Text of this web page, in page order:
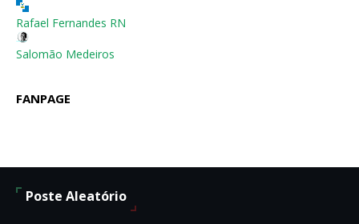
Rafael Fernandes RN
Salomão Medeiros
FANPAGE
Poste Aleatório